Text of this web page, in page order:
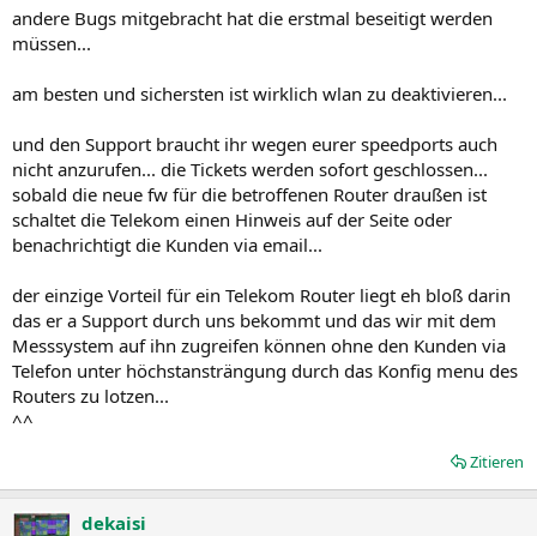
andere Bugs mitgebracht hat die erstmal beseitigt werden
müssen...
am besten und sichersten ist wirklich wlan zu deaktivieren...
und den Support braucht ihr wegen eurer speedports auch
nicht anzurufen... die Tickets werden sofort geschlossen...
sobald die neue fw für die betroffenen Router draußen ist
schaltet die Telekom einen Hinweis auf der Seite oder
benachrichtigt die Kunden via email...
der einzige Vorteil für ein Telekom Router liegt eh bloß darin
das er a Support durch uns bekommt und das wir mit dem
Messsystem auf ihn zugreifen können ohne den Kunden via
Telefon unter höchstansträngung durch das Konfig menu des
Routers zu lotzen...
^^
Zitieren
dekaisi